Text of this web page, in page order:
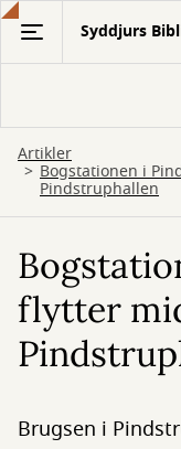
Gå
hovedindhold
Syddjurs
Artikler
Bogstationen i
Pindstruphallen
flytter
Brugsen i